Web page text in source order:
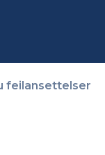
feilansettelser